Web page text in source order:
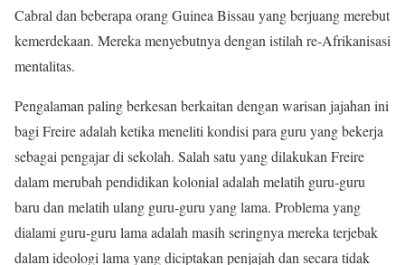
Cabral dan beberapa orang Guinea Bissau yang berjuang merebut
kemerdekaan. Mereka menyebutnya dengan istilah re-Afrikanisasi
mentalitas.
Pengalaman paling berkesan berkaitan dengan warisan jajahan ini
bagi Freire adalah ketika meneliti kondisi para guru yang bekerja
sebagai pengajar di sekolah. Salah satu yang dilakukan Freire
dalam merubah pendidikan kolonial adalah melatih guru-guru
baru dan melatih ulang guru-guru yang lama. Problema yang
dialami guru-guru lama adalah masih seringnya mereka terjebak
dalam ideologi lama yang diciptakan penjajah dan secara tidak